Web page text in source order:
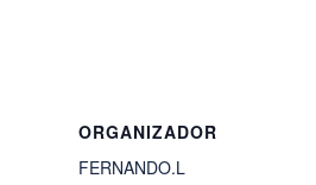
ORGANIZADOR
FERNANDO.L